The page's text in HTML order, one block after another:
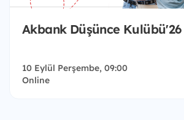
Akbank Düşünce Kulübü'26
10 Eylül Perşembe, 09:00
Online